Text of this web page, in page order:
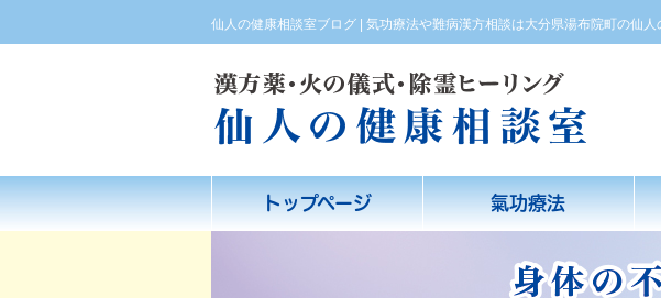
仙人の健康相談室ブログ | 気功療法や難病漢方相談は大分県湯布院町の仙
トップページ 氣功療法